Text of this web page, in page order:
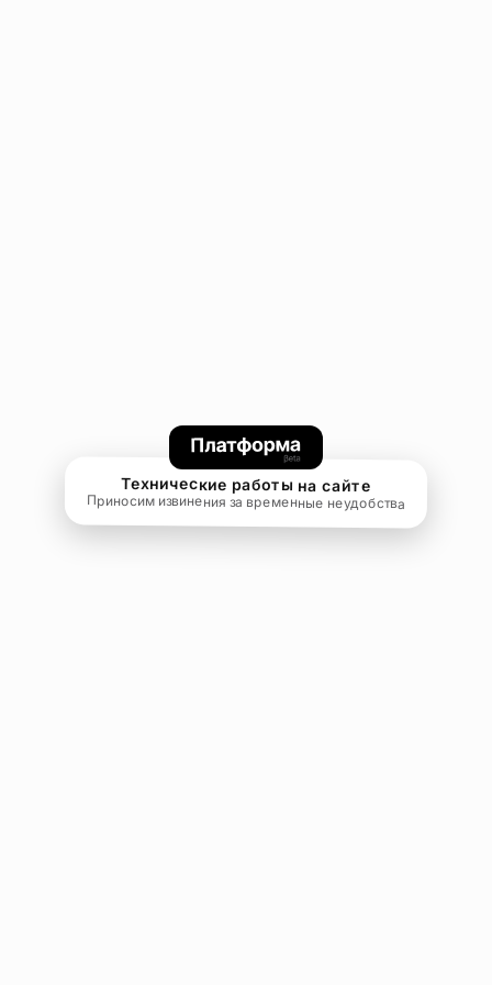
Технические работы на сайте
Приносим извинения за временные неудобства